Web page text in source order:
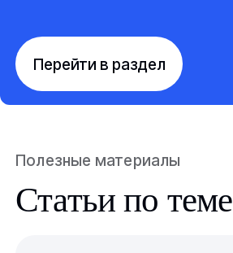
Перейти в раздел
Полезные материалы
Статьи по теме